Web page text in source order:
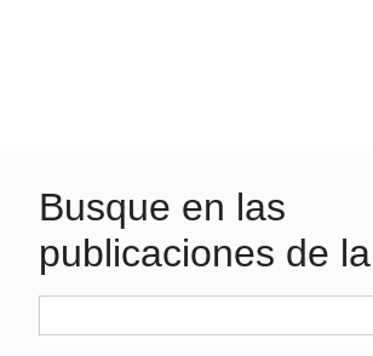
Busque en las
publicaciones de